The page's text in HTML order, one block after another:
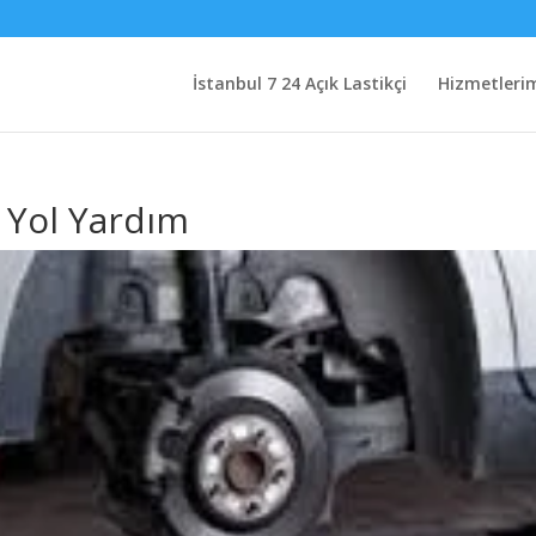
İstanbul 7 24 Açık Lastikçi
Yardım